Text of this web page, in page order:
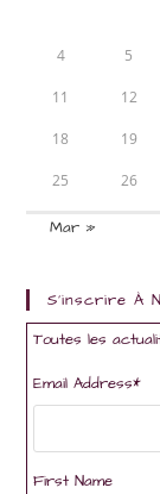
4 5
11 12
18 19
25 26
Mar »
S'inscrire À
Toutes les
Email Address*
First Name